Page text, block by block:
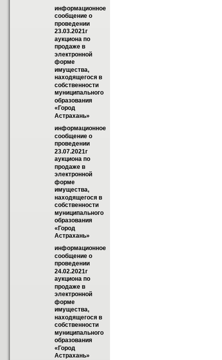
информационное
сообщение о
проведении
23.03.2021г
аукциона по
продаже в
электронной
форме
имущества,
находящегося в
собственности
муниципального
образования
«Город
Астрахань»
информационное
сообщение о
проведении
23.07.2021г
аукциона по
продаже в
электронной
форме
имущества,
находящегося в
собственности
муниципального
образования
«Город
Астрахань»
информационное
сообщение о
проведении
24.02.2021г
аукциона по
продаже в
электронной
форме
имущества,
находящегося в
собственности
муниципального
образования
«Город
Астрахань»